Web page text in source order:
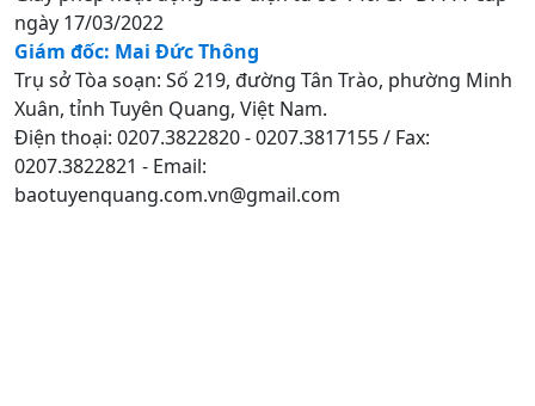
ngày 17/03/2022
Giám đốc: Mai Đức Thông
Trụ sở Tòa soạn: Số 219, đường Tân Trào, phường Minh
Xuân, tỉnh Tuyên Quang, Việt Nam.
Điện thoại: 0207.3822820 - 0207.3817155 / Fax:
0207.3822821 - Email:
baotuyenquang.com.vn@gmail.com